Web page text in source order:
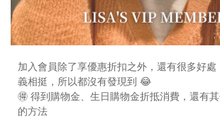
加入會員除了享優惠折扣之外，還有很多好
義相挺，所以都沒有發現到 😂
🉐 得到購物金、生日購物金折抵消費，還有
的方法